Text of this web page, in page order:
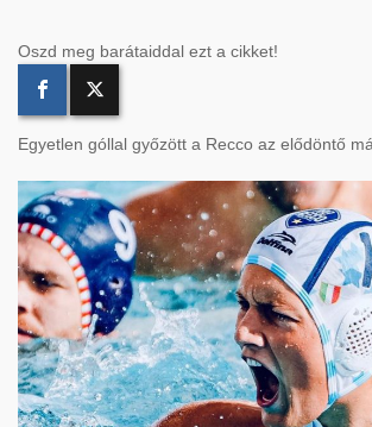
Oszd meg barátaiddal ezt a cikket!
Egyetlen góllal győzött a Recco az elődöntő